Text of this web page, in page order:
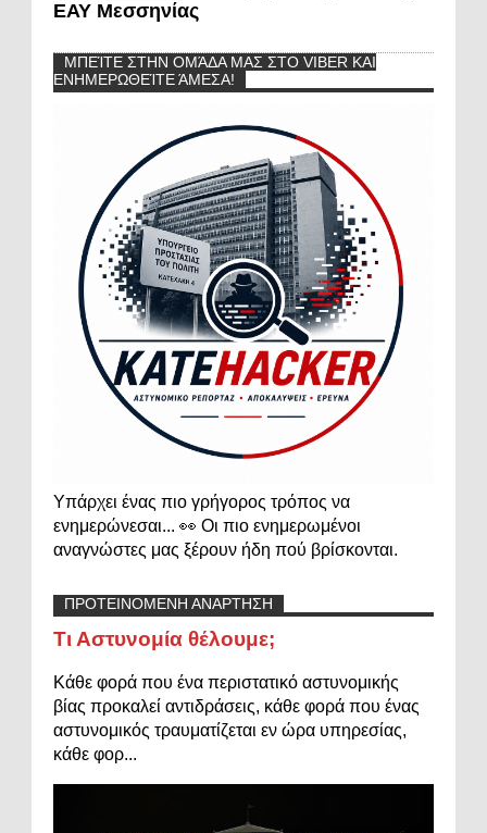
ΕΑΥ Μεσσηνίας
ΜΠΕΊΤΕ ΣΤΗΝ ΟΜΆΔΑ ΜΑΣ ΣΤΟ VIBER ΚΑΙ
ΕΝΗΜΕΡΩΘΕΊΤΕ ΆΜΕΣΑ!
Υπάρχει ένας πιο γρήγορος τρόπος να
ενημερώνεσαι... 👀 Οι πιο ενημερωμένοι
αναγνώστες μας ξέρουν ήδη πού βρίσκονται.
ΠΡΟΤΕΙΝΟΜΕΝΗ ΑΝΑΡΤΗΣΗ
Τι Αστυνομία θέλουμε;
Κάθε φορά που ένα περιστατικό αστυνομικής
βίας προκαλεί αντιδράσεις, κάθε φορά που ένας
αστυνομικός τραυματίζεται εν ώρα υπηρεσίας,
κάθε φορ...